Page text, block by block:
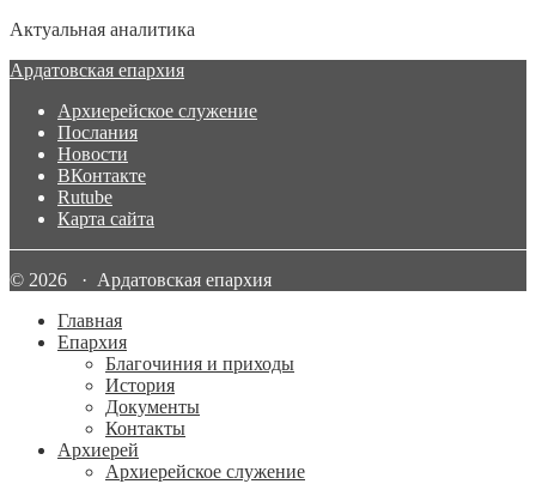
Актуальная аналитика
Ардатовская епархия
Архиерейское служение
Послания
Новости
ВКонтакте
Rutube
Карта сайта
© 2026 · Ардатовская епархия
Главная
Епархия
Благочиния и приходы
История
Документы
Контакты
Архиерей
Архиерейское служение